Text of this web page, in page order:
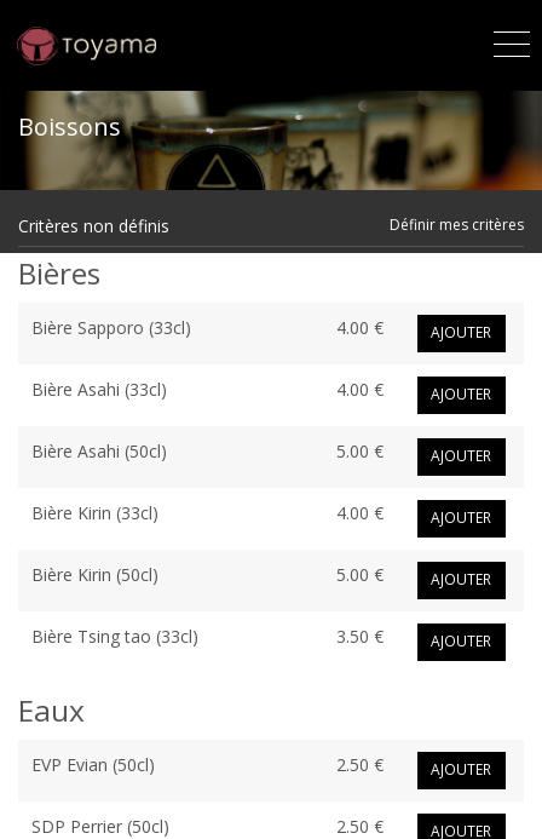
Boissons
Critères non définis Définir mes critères
Bières
Bière Sapporo (33cl) 4.00 € AJOUTER
Bière Asahi (33cl) 4.00 € AJOUTER
Bière Asahi (50cl) 5.00 € AJOUTER
Bière Kirin (33cl) 4.00 € AJOUTER
Bière Kirin (50cl) 5.00 € AJOUTER
Bière Tsing tao (33cl) 3.50 € AJOUTER
Eaux
EVP Evian (50cl) 2.50 € AJOUTER
SDP Perrier (50cl) 2.50 € AJOUTER